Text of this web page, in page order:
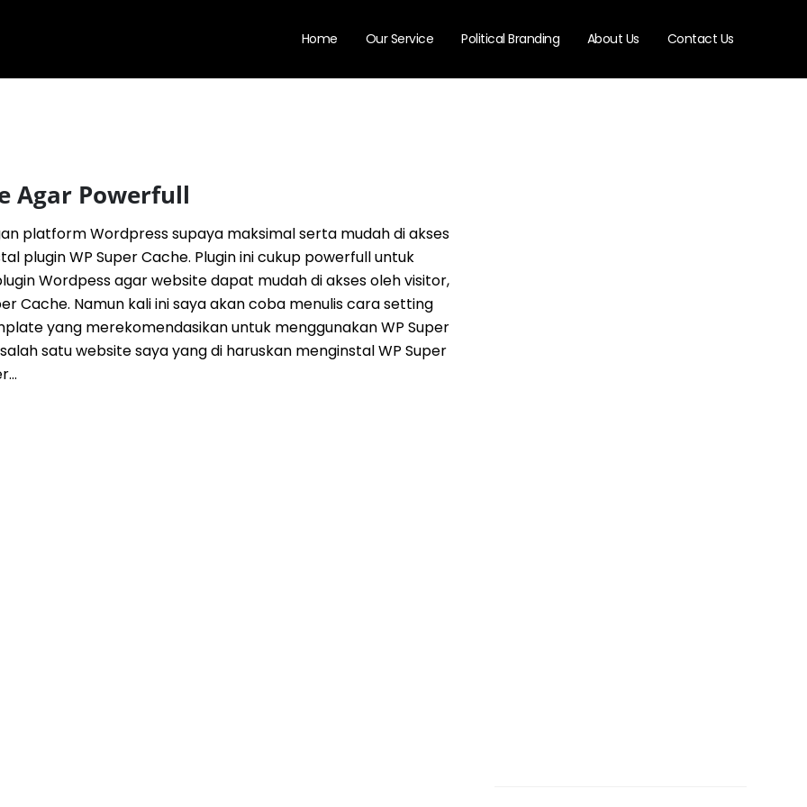
Home Our Service Political Branding About Us Contact Us
Agar Powerfull
platform Wordpress supaya maksimal serta mudah di akses
plugin WP Super Cache. Plugin ini cukup powerfull untuk
Wordpess agar website dapat mudah di akses oleh visitor,
Cache. Namun kali ini saya akan coba menulis cara setting
yang merekomendasikan untuk menggunakan WP Super
satu website saya yang di haruskan menginstal WP Super